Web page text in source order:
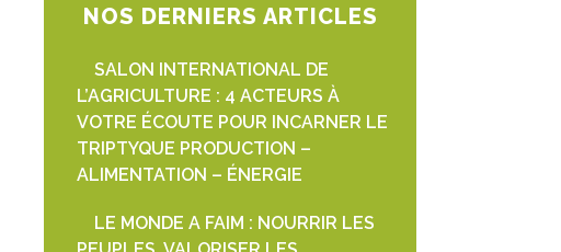
NOS DERNIERS ARTICLES
SALON INTERNATIONAL DE
L’AGRICULTURE : 4 ACTEURS À
VOTRE ÉCOUTE POUR INCARNER LE
TRIPTYQUE PRODUCTION –
ALIMENTATION – ÉNERGIE
LE MONDE A FAIM : NOURRIR LES